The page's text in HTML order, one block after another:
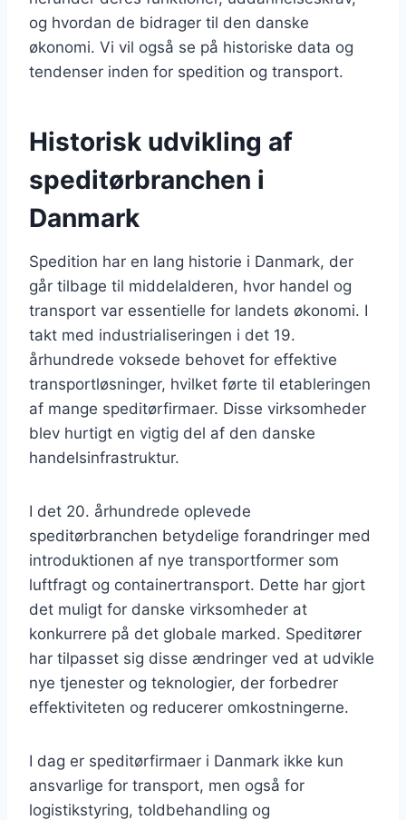
og hvordan de bidrager til den danske
økonomi. Vi vil også se på historiske data og
tendenser inden for spedition og transport.
Historisk udvikling af
speditørbranchen i
Danmark
Spedition har en lang historie i Danmark, der
går tilbage til middelalderen, hvor handel og
transport var essentielle for landets økonomi. I
takt med industrialiseringen i det 19.
århundrede voksede behovet for effektive
transportløsninger, hvilket førte til etableringen
af mange speditørfirmaer. Disse virksomheder
blev hurtigt en vigtig del af den danske
handelsinfrastruktur.
I det 20. århundrede oplevede
speditørbranchen betydelige forandringer med
introduktionen af nye transportformer som
luftfragt og containertransport. Dette har gjort
det muligt for danske virksomheder at
konkurrere på det globale marked. Speditører
har tilpasset sig disse ændringer ved at udvikle
nye tjenester og teknologier, der forbedrer
effektiviteten og reducerer omkostningerne.
I dag er speditørfirmaer i Danmark ikke kun
ansvarlige for transport, men også for
logistikstyring, toldbehandling og